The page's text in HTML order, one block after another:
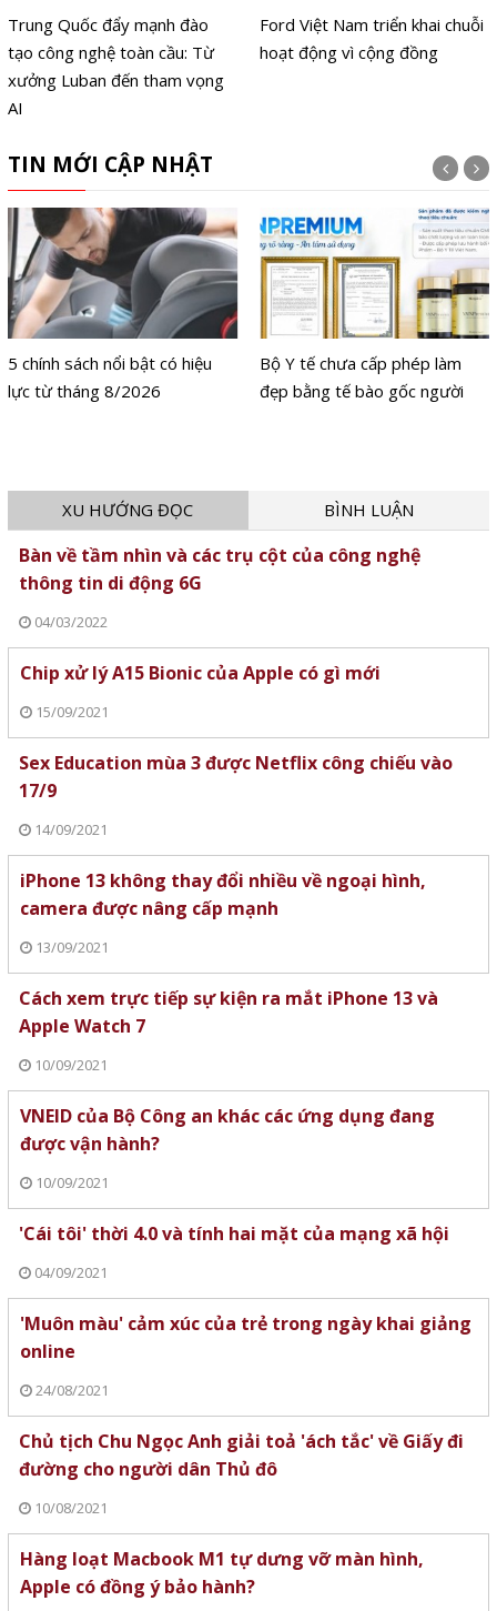
Trung Quốc đẩy mạnh đào
tạo công nghệ toàn cầu: Từ
xưởng Luban đến tham vọng
AI
Ford Việt Nam triển khai chuỗi
hoạt động vì cộng đồng
TIN MỚI CẬP NHẬT
5 chính sách nổi bật có hiệu
lực từ tháng 8/2026
Bộ Y tế chưa cấp phép làm
đẹp bằng tế bào gốc người
XU HƯỚNG ĐỌC BÌNH LUẬN
Bàn về tầm nhìn và các trụ cột của công nghệ
thông tin di động 6G
04/03/2022
Chip xử lý A15 Bionic của Apple có gì mới
15/09/2021
Sex Education mùa 3 được Netflix công chiếu vào
17/9
14/09/2021
iPhone 13 không thay đổi nhiều về ngoại hình,
camera được nâng cấp mạnh
13/09/2021
Cách xem trực tiếp sự kiện ra mắt iPhone 13 và
Apple Watch 7
10/09/2021
VNEID của Bộ Công an khác các ứng dụng đang
được vận hành?
10/09/2021
'Cái tôi' thời 4.0 và tính hai mặt của mạng xã hội
04/09/2021
'Muôn màu' cảm xúc của trẻ trong ngày khai giảng
online
24/08/2021
Chủ tịch Chu Ngọc Anh giải toả 'ách tắc' về Giấy đi
đường cho người dân Thủ đô
10/08/2021
Hàng loạt Macbook M1 tự dưng vỡ màn hình,
Apple có đồng ý bảo hành?